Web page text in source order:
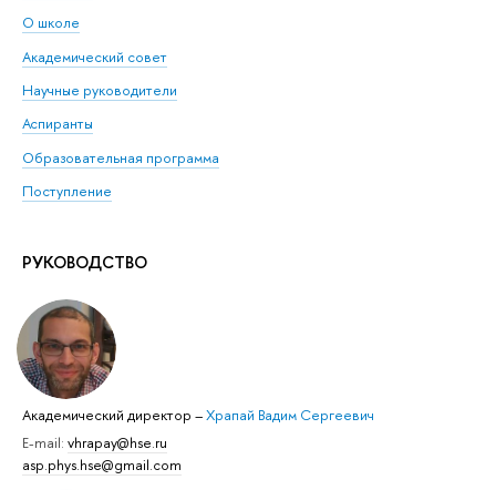
О школе
Академический совет
Научные руководители
Аспиранты
Образовательная программа
Поступление
РУКОВОДСТВО
Академический директор –Храпай Вадим Сергеевич
E-mail: vhrapay@hse.ru
asp.phys.hse@gmail.com